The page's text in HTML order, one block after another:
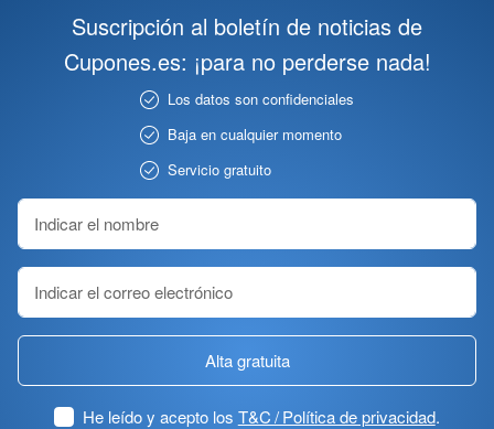
Suscripción al boletín de noticias de
Cupones.es: ¡para no perderse nada!
Los datos son confidenciales
Baja en cualquier momento
Servicio gratuito
Alta gratuita
He leído y acepto los T&C / Política de privacidad.